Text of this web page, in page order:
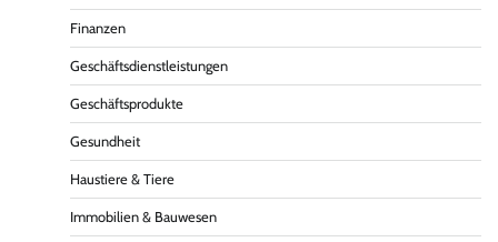
Finanzen
Geschäftsdienstleistungen
Geschäftsprodukte
Gesundheit
Haustiere & Tiere
Immobilien & Bauwesen